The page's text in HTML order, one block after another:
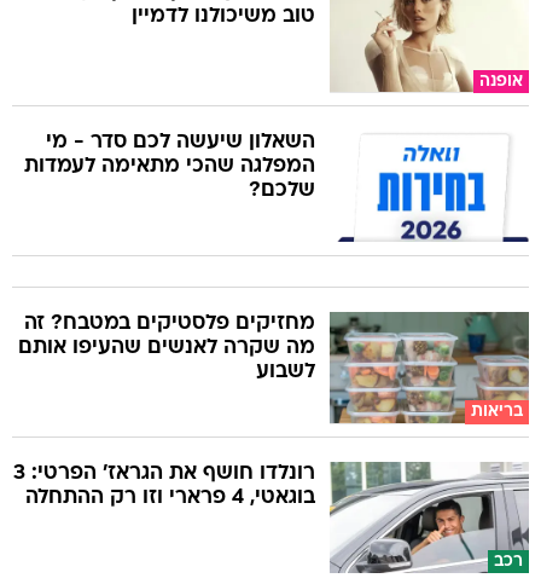
אופנה
טוב משיכולנו לדמיין
השאלון שיעשה לכם סדר - מי
המפלגה שהכי מתאימה לעמדות
שלכם?
בריאות
מחזיקים פלסטיקים במטבח? זה
מה שקרה לאנשים שהעיפו אותם
לשבוע
רכב
רונלדו חושף את הגראז' הפרטי: 3
בוגאטי, 4 פרארי וזו רק ההתחלה